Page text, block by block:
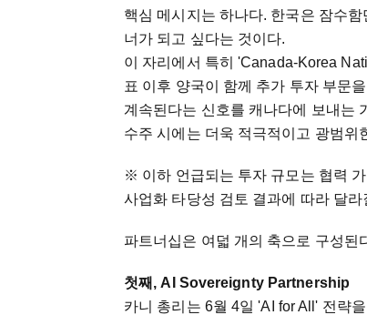
핵심 메시지는 하나다. 한국은 잠수
너가 되고 싶다는 것이다.
이 자리에서 특히 'Canada-Korea
표 이후 양국이 함께 추가 투자 부문
계속된다는 신호를 캐나다에 보내는
수주 시에는 더욱 적극적이고 광범위
※ 이하 언급되는 투자 규모는 협력
사업화 타당성 검토 결과에 따라 달라
파트너십은 여덟 개의 축으로 구성된
첫째, AI Sovereignty Partnership
카니 총리는 6월 4일 'AI for All' 전략